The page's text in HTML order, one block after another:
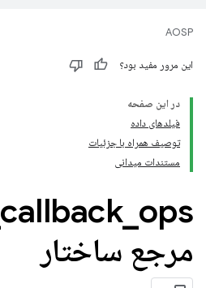
AOSP
این مرور مفید بود؟
در این صفحه
فیلدهای داده
توصیف همراه با جزئیات
مستندات میدانی
callback_ ops
مرجع ساختار